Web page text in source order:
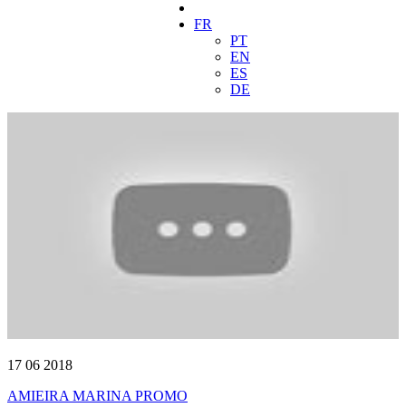
FR
PT
EN
ES
DE
17 06 2018
AMIEIRA MARINA PROMO